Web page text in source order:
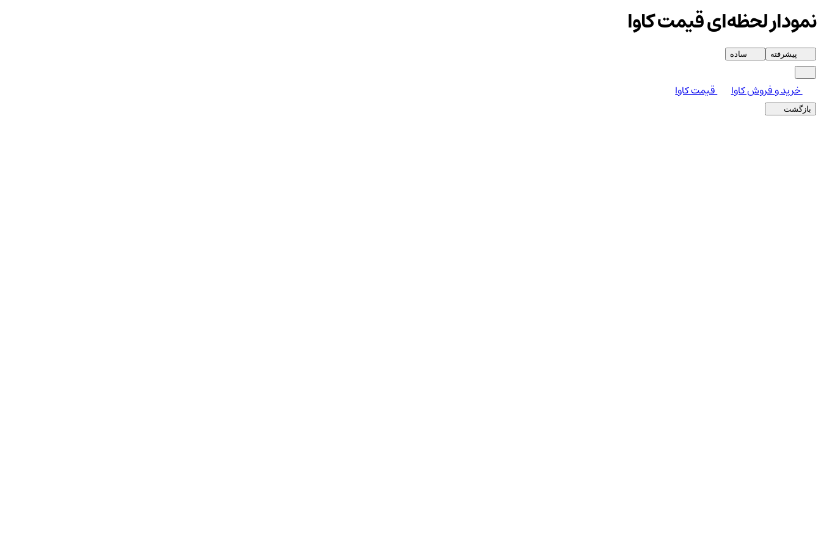
نمودار لحظه‌ای قیمت کاوا
پیشرفته ساده
خرید و فروش کاوا قیمت کاوا
بازگشت